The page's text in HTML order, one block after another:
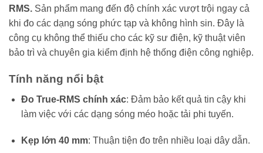
RMS. Sản phẩm mang đến độ chính xác vượt trội ngay cả
khi đo các dạng sóng phức tạp và không hình sin. Đây là
công cụ không thể thiếu cho các kỹ sư điện, kỹ thuật viên
bảo trì và chuyên gia kiểm định hệ thống điện công nghiệp.
Tính năng nổi bật
Đo True-RMS chính xác: Đảm bảo kết quả tin cậy khi
làm việc với các dạng sóng méo hoặc tải phi tuyến.
Kẹp lớn 40 mm: Thuận tiện đo trên nhiều loại dây dẫn.